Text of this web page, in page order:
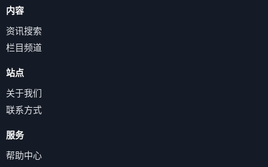
内容
资讯搜索
栏目频道
站点
关于我们
联系方式
服务
帮助中心